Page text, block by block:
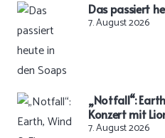
Das passiert
7. August 2026
„Notfall“:
Konzert mit
7. August 2026